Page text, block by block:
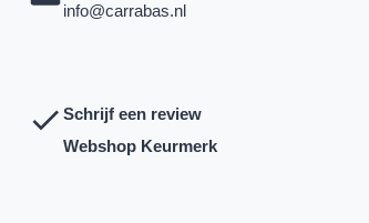
info@carrabas.nl
Schrijf een review
Webshop Keurmerk